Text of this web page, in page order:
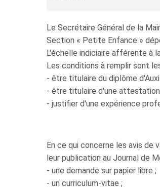
Le Secrétaire Général de la
Section « Petite Enfance »
L'échelle indiciaire afférente à
Les conditions à remplir sont
- être titulaire du diplôme
- être titulaire d'une
- justifier d'une expérience
En ce qui concerne les avis de
leur publication au Journal de
- une demande sur papier libre ;
- un curriculum-vitae ;